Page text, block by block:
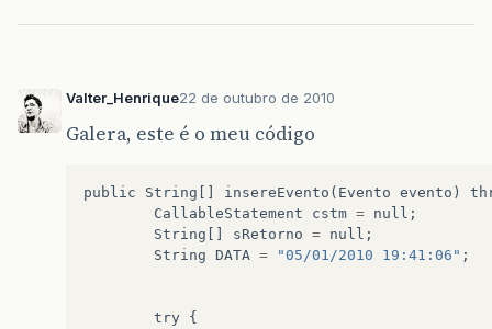
Valter_Henrique22 de outubro de 2010
Galera, este é o meu código
public String insereEvento ( Evento evento )
CallableStatement
cstm = null ;
String
sRetorno = null ;
String DATA = "05/01/2010 19:41:06" ;
try {